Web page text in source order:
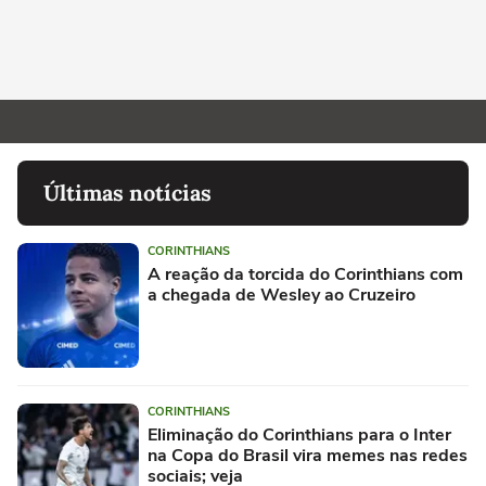
Últimas notícias
CORINTHIANS
A reação da torcida do Corinthians com
a chegada de Wesley ao Cruzeiro
CORINTHIANS
Eliminação do Corinthians para o Inter
na Copa do Brasil vira memes nas redes
sociais; veja